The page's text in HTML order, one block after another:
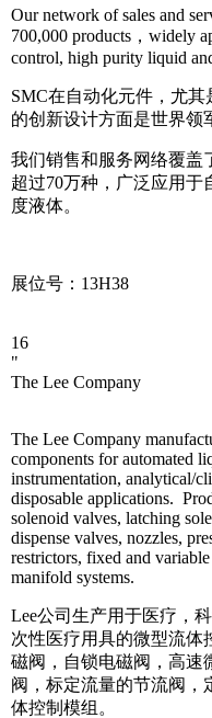
Our network of sales and
700,000 products，widely
control, high purity liquid
SMC在自动化元件，尤
的创新设计方面是世界领
我们销售和服务网络覆盖
超过70万种，广泛应用
度液体。
展位号：13H38
16
"
The Lee Company
The Lee Company
components for automated
instrumentation, analytical/
disposable applications.
solenoid valves, latching
dispense valves, nozzles,
restrictors, fixed and
manifold systems.
Lee公司生产用于医疗，
次性医疗用具的微型流体
磁阀，自锁电磁阀，高速
阀，标定流量的节流阀，
体控制模组。